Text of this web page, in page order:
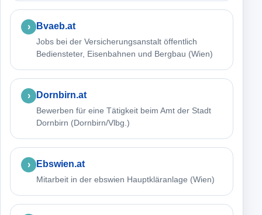
Bvaeb.at
Jobs bei der Versicherungsanstalt öffentlich
Bediensteter, Eisenbahnen und Bergbau (Wien)
Dornbirn.at
Bewerben für eine Tätigkeit beim Amt der Stadt
Dornbirn (Dornbirn/Vlbg.)
Ebswien.at
Mitarbeit in der ebswien Hauptkläranlage (Wien)